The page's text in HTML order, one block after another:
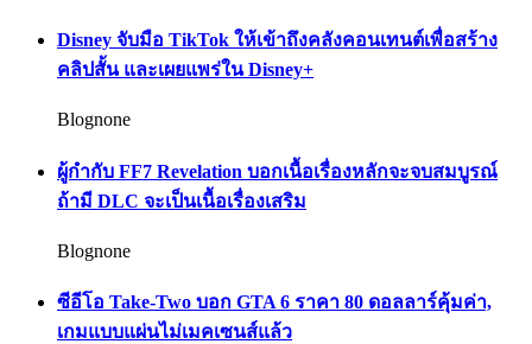
Disney จับมือ TikTok ให้เข้าถึงคลังคอนเทนต์เพื่อสร้าง
คลิปสั้น และเผยแพร่ใน Disney+
Blognone
ผู้กำกับ FF7 Revelation บอกเนื้อเรื่องหลักจะจบสมบูรณ์
ถ้ามี DLC จะเป็นเนื้อเรื่องเสริม
Blognone
ซีอีโอ Take-Two บอก GTA 6 ราคา 80 ดอลลาร์คุ้มค่า,
เกมแบบแผ่นไม่เมคเซนส์แล้ว